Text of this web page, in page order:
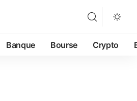
Banque Bourse Crypto